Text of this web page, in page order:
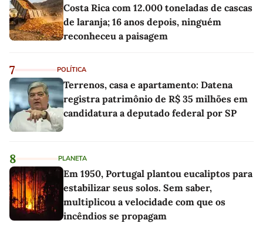
Costa Rica com 12.000 toneladas de cascas
de laranja; 16 anos depois, ninguém
reconheceu a paisagem
7 POLÍTICA
Terrenos, casa e apartamento: Datena
registra patrimônio de R$ 35 milhões em
candidatura a deputado federal por SP
8 PLANETA
Em 1950, Portugal plantou eucaliptos para
estabilizar seus solos. Sem saber,
multiplicou a velocidade com que os
incêndios se propagam